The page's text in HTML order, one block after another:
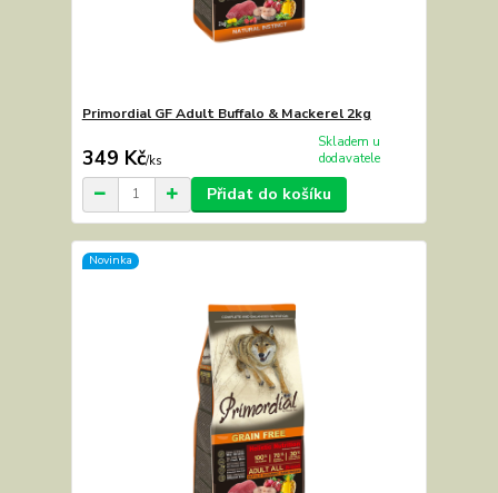
Primordial GF Adult Buffalo & Mackerel 2kg
349 Kč/ks
Skladem u
dodavatele
Přidat do košíku
Novinka